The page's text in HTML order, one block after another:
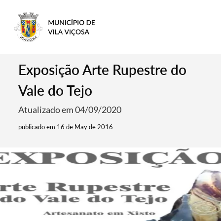
Exposição Arte Rupestre do
Vale do Tejo
Atualizado em 04/09/2020
publicado em 16 de May de 2016